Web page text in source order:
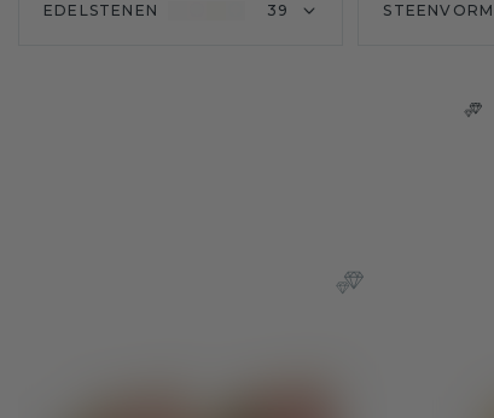
EDELSTENEN 39 STEENVORM